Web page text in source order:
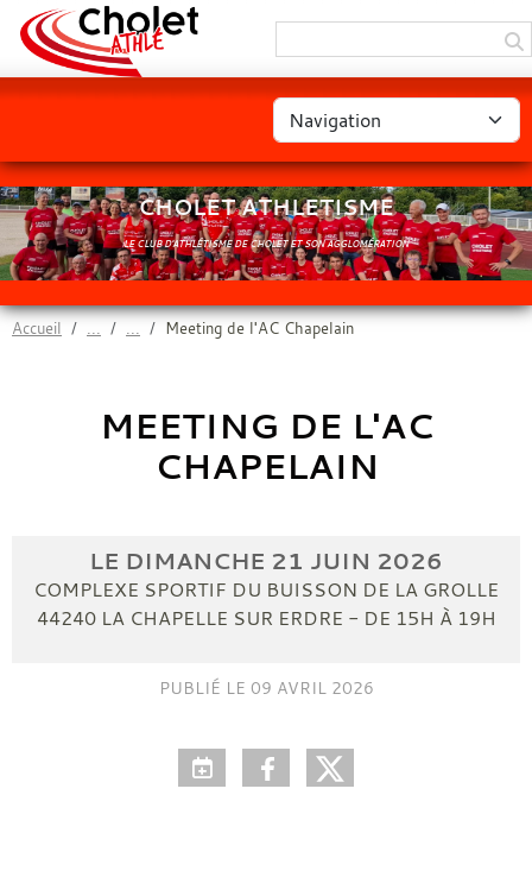
CHOLET ATHLETISME
LE CLUB D'ATHLÉTISME DE CHOLET ET SON AGGLOMÉRATION
Accueil Meeting de l'AC Chapelain
MEETING DE L'AC
CHAPELAIN
LE DIMANCHE 21 JUIN 2026
COMPLEXE SPORTIF DU BUISSON DE LA GROLLE
44240 LA CHAPELLE SUR ERDRE - DE 15H À 19H
PUBLIÉ LE 09 AVRIL 2026
Panneau de gestion des cookies